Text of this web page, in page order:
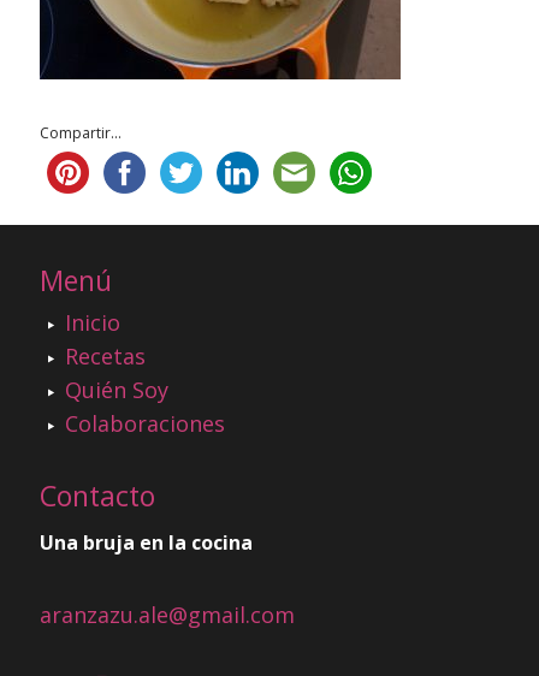
Compartir...
Menú
Inicio
Recetas
Quién Soy
Colaboraciones
Contacto
Una bruja en la cocina
aranzazu.ale@gmail.com